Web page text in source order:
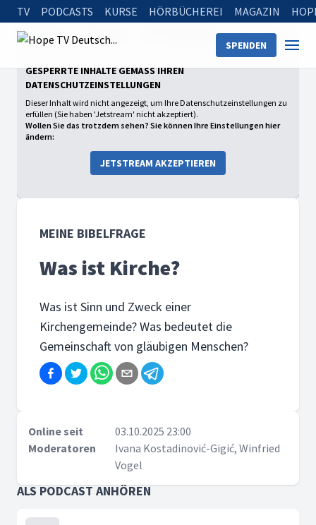
TV PODCASTS KURSE HÖRBÜCHEREI MAGAZIN
SPENDEN
Startseite Was ist Kirche?
GESPERRTE INHALTE GEMÄSS IHREN D
ATENSCHUTZEINSTELLUNGEN
Dieser Inhalt wird nicht angezeigt, um Ihre Datenschutzeinstellungen zu
erfüllen (Sie haben 'Jetstream' nicht akzeptiert).
Wollen Sie das trotzdem sehen? Sie können Ihre Einstellungen hier
ändern:
JETSTREAM AKZEPTIEREN
MEINE BIBELFRAGE
Was ist Kirche?
Was ist Sinn und Zweck einer
Kirchengemeinde? Was bedeutet die
Gemeinschaft von gläubigen Menschen?
Online seit
03.10.2025 23:00
Moderatoren
Ivana Kostadinović-Gigić, Winfried
Vogel
ALS PODCAST ANHÖREN